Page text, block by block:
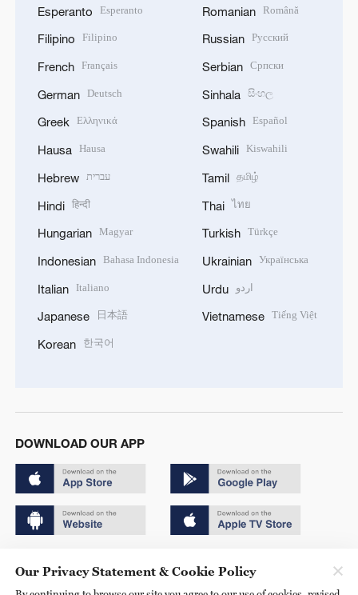
Esperanto Esperanto
Filipino Filipino
French Français
German Deutsch
Greek Ελληνικά
Hausa Hausa
Hebrew עברית
Hindi हिन्दी
Hungarian Magyar
Indonesian Bahasa Indonesia
Italian Italiano
Japanese 日本語
Korean 한국어
Romanian Română
Russian Русский
Serbian Српски
Sinhala සිංහල
Spanish Español
Swahili Kiswahili
Tamil தமிழ்
Thai ไทย
Turkish Türkçe
Ukrainian Українська
Urdu اردو
Vietnamese Tiếng Việt
DOWNLOAD OUR APP
京ICP备20000184号
Our Privacy Statement & Cookie Policy